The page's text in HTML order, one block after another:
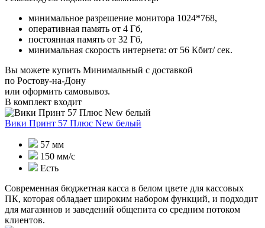
минимальное разрешение монитора 1024*768,
оперативная память от 4 Гб,
постоянная память от 32 Гб,
минимальная скорость интернета: от 56 Кбит/ сек.
Вы можете купить Минимальный с доставкой
по Ростову-на-Дону
или оформить самовывоз.
В комплект входит
Вики Принт 57 Плюс New белый
57 мм
150 мм/с
Есть
Современная бюджетная касса в белом цвете для кассовых
ПК, которая обладает широким набором функций, и подходит
для магазинов и заведений общепита со средним потоком
клиентов.